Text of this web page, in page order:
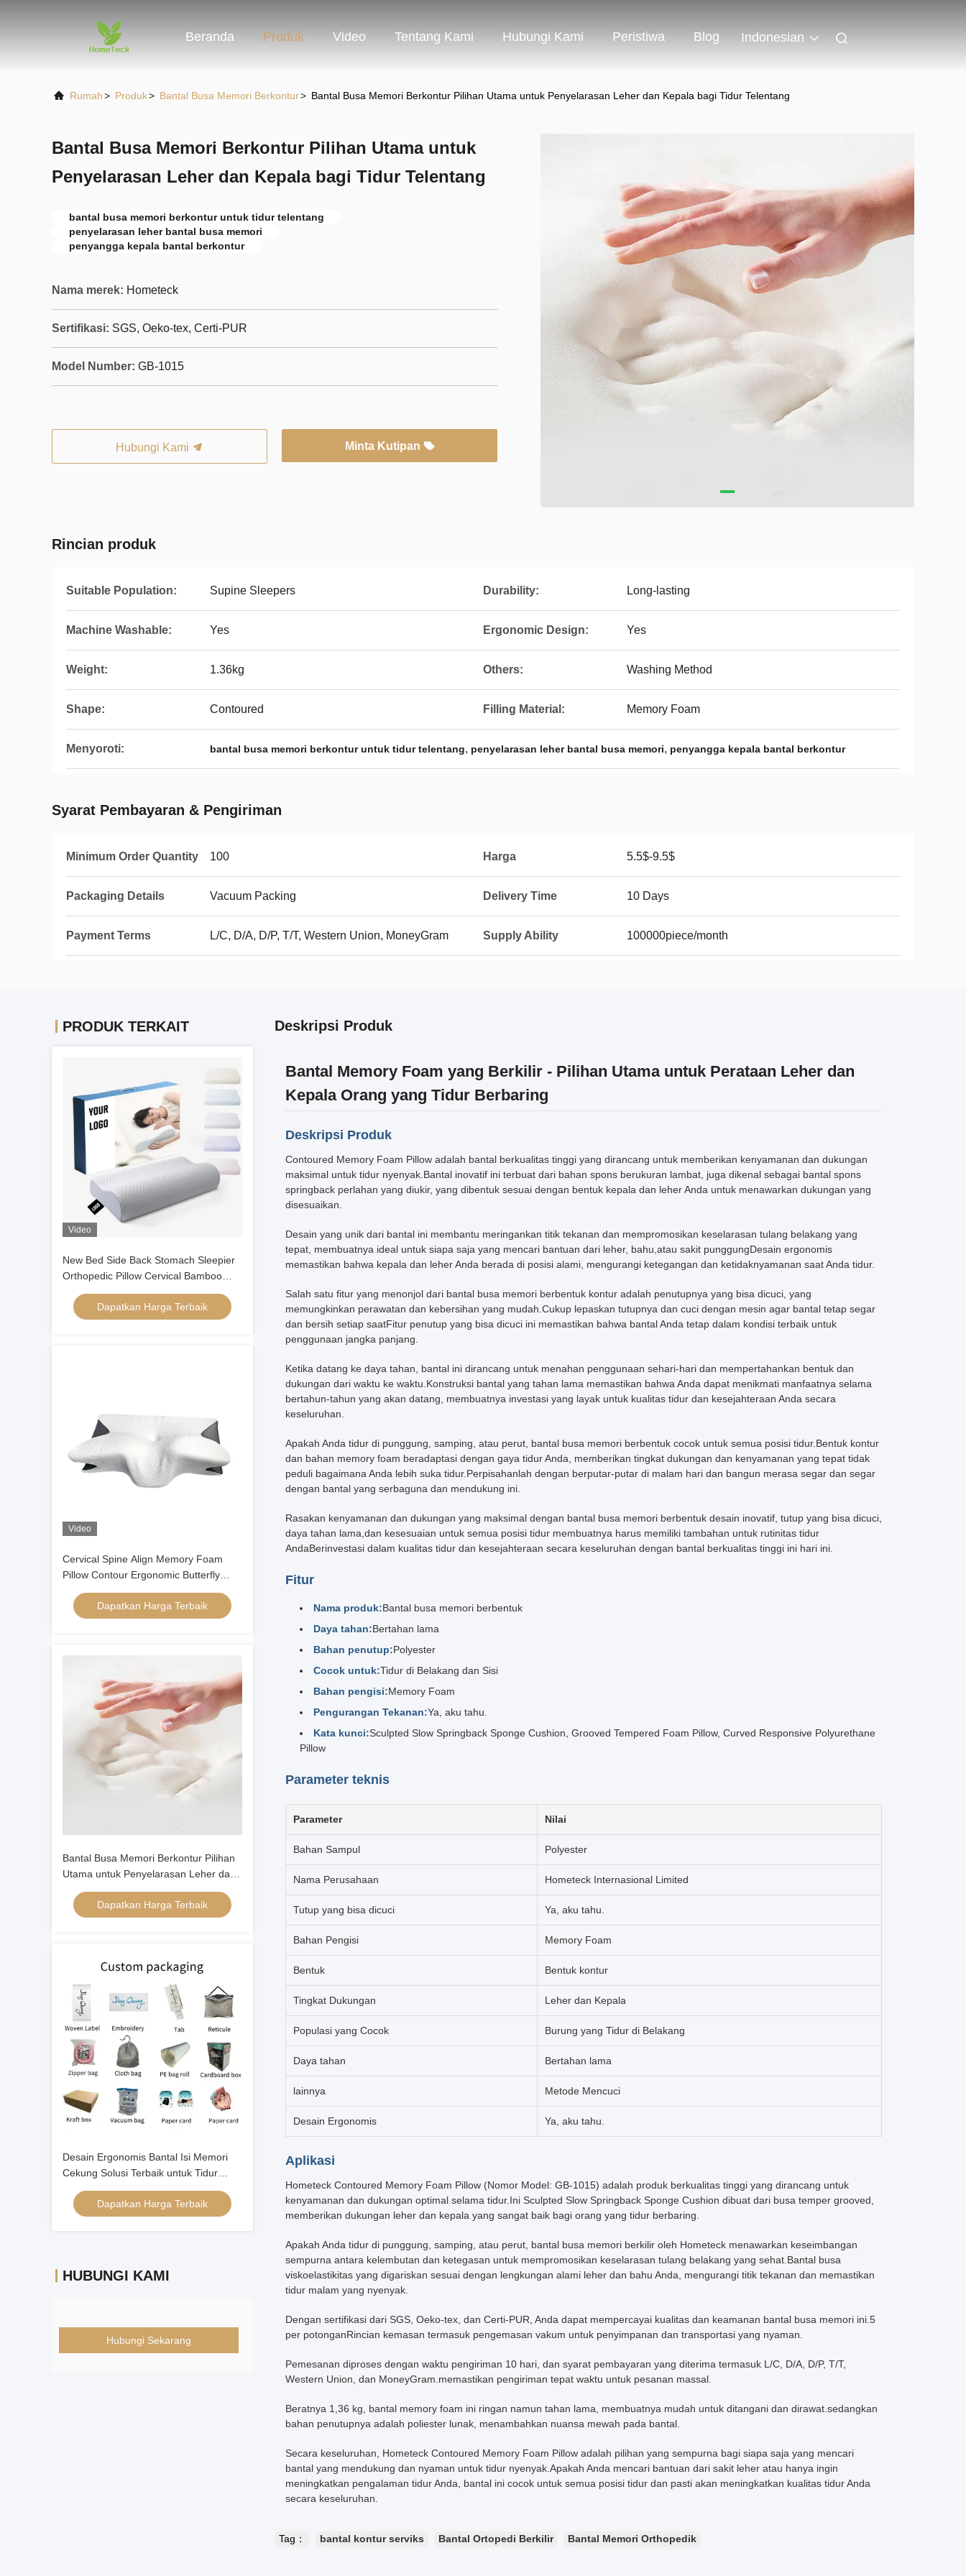
Beranda Produk Video Tentang Kami Hubungi Kami Peristiwa Blog Indonesian
Rumah> Produk> Bantal Busa Memori Berkontur> Bantal Busa Memori Berkontur Pilihan Utama untuk Penyelarasan Leher dan Kepala bagi Tidur Telentang
Bantal Busa Memori Berkontur Pilihan Utama untuk
Penyelarasan Leher dan Kepala bagi Tidur Telentang
bantal busa memori berkontur untuk tidur telentang
penyelarasan leher bantal busa memori
penyangga kepala bantal berkontur
Nama merek: Hometeck
Sertifikasi: SGS, Oeko-tex, Certi-PUR
Model Number: GB-1015
Hubungi Kami Minta Kutipan
Rincian produk
Suitable Population: Supine Sleepers Durability: Long-lasting
Machine Washable: Yes Ergonomic Design: Yes
Weight: 1.36kg Others: Washing Method
Shape: Contoured Filling Material: Memory Foam
Menyoroti: bantal busa memori berkontur untuk tidur telentang, penyelarasan leher bantal busa memori, penyangga kepala bantal berkontur
Syarat Pembayaran & Pengiriman
Minimum Order Quantity 100 Harga 5.5$-9.5$
Packaging Details Vacuum Packing Delivery Time 10 Days
Payment Terms L/C, D/A, D/P, T/T, Western Union, MoneyGram Supply Ability 100000piece/month
PRODUK TERKAIT
Video
New Bed Side Back Stomach Sleepier
Orthopedic Pillow Cervical Bamboo
Contour Ergonomic Memory Foam
Pillow Kepala Orthopedic
Dapatkan Harga Terbaik
Video
Cervical Spine Align Memory Foam
Pillow Contour Ergonomic Butterfly
Shape
Dapatkan Harga Terbaik
Bantal Busa Memori Berkontur Pilihan
Utama untuk Penyelarasan Leher dan
Kepala bagi Tidur Telentang
Dapatkan Harga Terbaik
Desain Ergonomis Bantal Isi Memori
Cekung Solusi Terbaik untuk Tidur
Malam yang Nyenyak
Dapatkan Harga Terbaik
HUBUNGI KAMI
Hubungi Sekarang
Deskripsi Produk
Bantal Memory Foam yang Berkilir - Pilihan Utama untuk Perataan Leher dan
Kepala Orang yang Tidur Berbaring
Deskripsi Produk
Contoured Memory Foam Pillow adalah bantal berkualitas tinggi yang dirancang untuk memberikan kenyamanan dan dukungan
maksimal untuk tidur nyenyak.Bantal inovatif ini terbuat dari bahan spons berukuran lambat, juga dikenal sebagai bantal spons
springback perlahan yang diukir, yang dibentuk sesuai dengan bentuk kepala dan leher Anda untuk menawarkan dukungan yang
disesuaikan.
Desain yang unik dari bantal ini membantu meringankan titik tekanan dan mempromosikan keselarasan tulang belakang yang
tepat, membuatnya ideal untuk siapa saja yang mencari bantuan dari leher, bahu,atau sakit punggungDesain ergonomis
memastikan bahwa kepala dan leher Anda berada di posisi alami, mengurangi ketegangan dan ketidaknyamanan saat Anda tidur.
Salah satu fitur yang menonjol dari bantal busa memori berbentuk kontur adalah penutupnya yang bisa dicuci, yang
memungkinkan perawatan dan kebersihan yang mudah.Cukup lepaskan tutupnya dan cuci dengan mesin agar bantal tetap segar
dan bersih setiap saatFitur penutup yang bisa dicuci ini memastikan bahwa bantal Anda tetap dalam kondisi terbaik untuk
penggunaan jangka panjang.
Ketika datang ke daya tahan, bantal ini dirancang untuk menahan penggunaan sehari-hari dan mempertahankan bentuk dan
dukungan dari waktu ke waktu.Konstruksi bantal yang tahan lama memastikan bahwa Anda dapat menikmati manfaatnya selama
bertahun-tahun yang akan datang, membuatnya investasi yang layak untuk kualitas tidur dan kesejahteraan Anda secara
keseluruhan.
Apakah Anda tidur di punggung, samping, atau perut, bantal busa memori berbentuk cocok untuk semua posisi tidur.Bentuk kontur
dan bahan memory foam beradaptasi dengan gaya tidur Anda, memberikan tingkat dukungan dan kenyamanan yang tepat tidak
peduli bagaimana Anda lebih suka tidur.Perpisahanlah dengan berputar-putar di malam hari dan bangun merasa segar dan segar
dengan bantal yang serbaguna dan mendukung ini.
Rasakan kenyamanan dan dukungan yang maksimal dengan bantal busa memori berbentuk desain inovatif, tutup yang bisa dicuci,
daya tahan lama,dan kesesuaian untuk semua posisi tidur membuatnya harus memiliki tambahan untuk rutinitas tidur
AndaBerinvestasi dalam kualitas tidur dan kesejahteraan secara keseluruhan dengan bantal berkualitas tinggi ini hari ini.
Fitur
Nama produk:Bantal busa memori berbentuk
Daya tahan:Bertahan lama
Bahan penutup:Polyester
Cocok untuk:Tidur di Belakang dan Sisi
Bahan pengisi:Memory Foam
Pengurangan Tekanan:Ya, aku tahu.
Kata kunci:Sculpted Slow Springback Sponge Cushion, Grooved Tempered Foam Pillow, Curved Responsive Polyurethane
Pillow
Parameter teknis
Parameter Nilai
Bahan Sampul Polyester
Nama Perusahaan Hometeck Internasional Limited
Tutup yang bisa dicuci Ya, aku tahu.
Bahan Pengisi Memory Foam
Bentuk Bentuk kontur
Tingkat Dukungan Leher dan Kepala
Populasi yang Cocok Burung yang Tidur di Belakang
Daya tahan Bertahan lama
lainnya Metode Mencuci
Desain Ergonomis Ya, aku tahu.
Aplikasi
Hometeck Contoured Memory Foam Pillow (Nomor Model: GB-1015) adalah produk berkualitas tinggi yang dirancang untuk
kenyamanan dan dukungan optimal selama tidur.Ini Sculpted Slow Springback Sponge Cushion dibuat dari busa temper grooved,
memberikan dukungan leher dan kepala yang sangat baik bagi orang yang tidur berbaring.
Apakah Anda tidur di punggung, samping, atau perut, bantal busa memori berkilir oleh Hometeck menawarkan keseimbangan
sempurna antara kelembutan dan ketegasan untuk mempromosikan keselarasan tulang belakang yang sehat.Bantal busa
viskoelastikitas yang digariskan sesuai dengan lengkungan alami leher dan bahu Anda, mengurangi titik tekanan dan memastikan
tidur malam yang nyenyak.
Dengan sertifikasi dari SGS, Oeko-tex, dan Certi-PUR, Anda dapat mempercayai kualitas dan keamanan bantal busa memori ini.5
per potonganRincian kemasan termasuk pengemasan vakum untuk penyimpanan dan transportasi yang nyaman.
Pemesanan diproses dengan waktu pengiriman 10 hari, dan syarat pembayaran yang diterima termasuk L/C, D/A, D/P, T/T,
Western Union, dan MoneyGram.memastikan pengiriman tepat waktu untuk pesanan massal.
Beratnya 1,36 kg, bantal memory foam ini ringan namun tahan lama, membuatnya mudah untuk ditangani dan dirawat.sedangkan
bahan penutupnya adalah poliester lunak, menambahkan nuansa mewah pada bantal.
Secara keseluruhan, Hometeck Contoured Memory Foam Pillow adalah pilihan yang sempurna bagi siapa saja yang mencari
bantal yang mendukung dan nyaman untuk tidur nyenyak.Apakah Anda mencari bantuan dari sakit leher atau hanya ingin
meningkatkan pengalaman tidur Anda, bantal ini cocok untuk semua posisi tidur dan pasti akan meningkatkan kualitas tidur Anda
secara keseluruhan.
Tag： bantal kontur serviks Bantal Ortopedi Berkilir Bantal Memori Orthopedik